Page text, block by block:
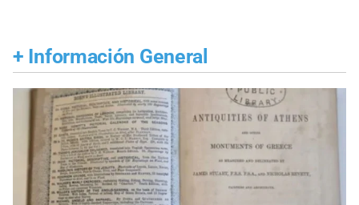
+ Información General